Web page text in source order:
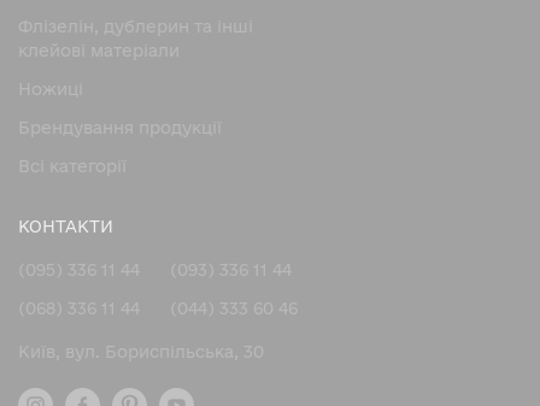
Флізелін, дублерин та інші
клейові матеріали
Ножицi
Брендування продукції
Всі категорії
КОНТАКТИ
(095) 336 11 44
(093) 336 11 44
(068) 336 11 44
(044) 333 60 46
Київ, вул. Бориспільська, 30